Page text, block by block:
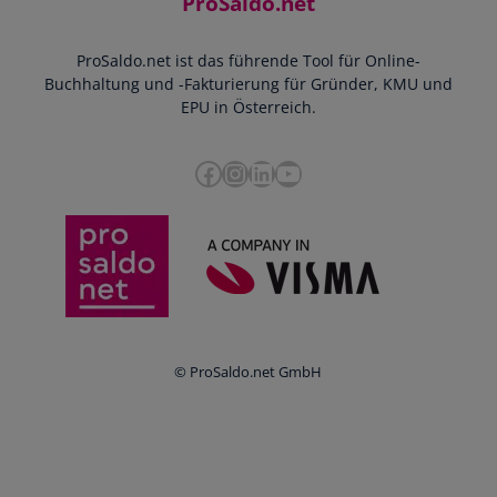
Presse
Datenschutz
Bankdatenimport
Zusammenarbeit mit Steuerberater
e-Rechnung an den Bund
Blog
Ratgeber
Newsletter
ProSaldo.net ist das führende Tool für Online-
Buchhaltung und -Fakturierung für Gründer, KMU und
EPU in Österreich.
Facebook InstagramLinkedIn YouTube
© ProSaldo.net GmbH